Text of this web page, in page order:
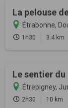
La pelouse
Étrabonne,
1h30 3.4 km
Le sentier du
Étrepigney,
2h30 10 km